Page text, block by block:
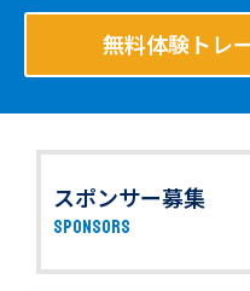
無料体験トレ
スポンサー募集
SPONSORS